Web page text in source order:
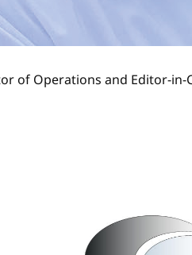
of Operations and Editor-